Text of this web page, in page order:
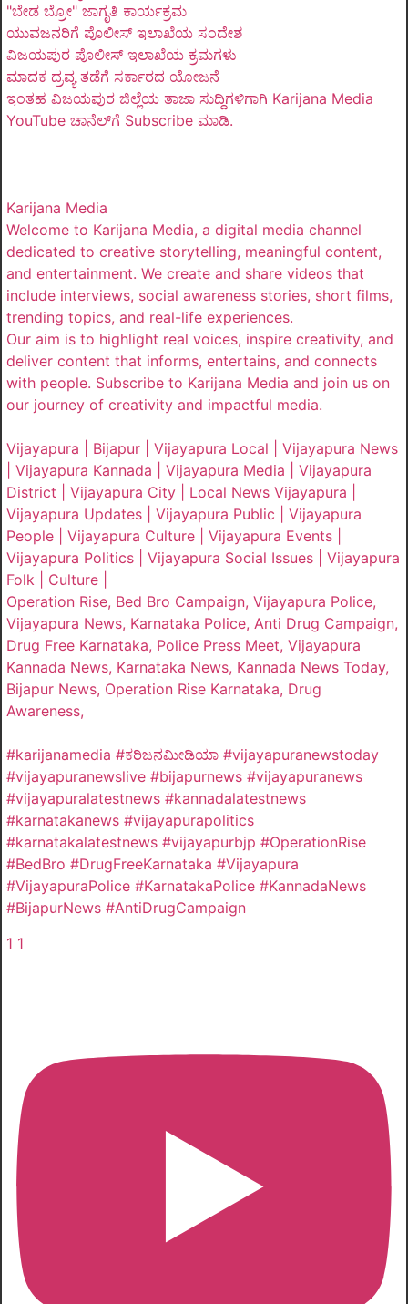
"ಬೇಡ ಬ್ರೋ" ಜಾಗೃತಿ ಕಾರ್ಯಕ್ರಮ
ಯುವಜನರಿಗೆ ಪೊಲೀಸ್ ಇಲಾಖೆಯ ಸಂದೇಶ
ವಿಜಯಪುರ ಪೊಲೀಸ್ ಇಲಾಖೆಯ ಕ್ರಮಗಳು
ಮಾದಕ ದ್ರವ್ಯ ತಡೆಗೆ ಸರ್ಕಾರದ ಯೋಜನೆ
ಇಂತಹ ವಿಜಯಪುರ ಜಿಲ್ಲೆಯ ತಾಜಾ ಸುದ್ದಿಗಳಿಗಾಗಿ Karijana Media
YouTube ಚಾನೆಲ್‌ಗೆ Subscribe ಮಾಡಿ.
Karijana Media
Welcome to Karijana Media, a digital media channel
dedicated to creative storytelling, meaningful content,
and entertainment. We create and share videos that
include interviews, social awareness stories, short films,
trending topics, and real-life experiences.
Our aim is to highlight real voices, inspire creativity, and
deliver content that informs, entertains, and connects
with people. Subscribe to Karijana Media and join us on
our journey of creativity and impactful media.
Vijayapura | Bijapur | Vijayapura Local | Vijayapura News
| Vijayapura Kannada | Vijayapura Media | Vijayapura
District | Vijayapura City | Local News Vijayapura |
Vijayapura Updates | Vijayapura Public | Vijayapura
People | Vijayapura Culture | Vijayapura Events |
Vijayapura Politics | Vijayapura Social Issues | Vijayapura
Folk | Culture |
Operation Rise, Bed Bro Campaign, Vijayapura Police,
Vijayapura News, Karnataka Police, Anti Drug Campaign,
Drug Free Karnataka, Police Press Meet, Vijayapura
Kannada News, Karnataka News, Kannada News Today,
Bijapur News, Operation Rise Karnataka, Drug
Awareness,
#karijanamedia #ಕರಿಜನಮೀಡಿಯಾ #vijayapuranewstoday
#vijayapuranewslive #bijapurnews #vijayapuranews
#vijayapuralatestnews #kannadalatestnews
#karnatakanews #vijayapurapolitics
#karnatakalatestnews #vijayapurbjp #OperationRise
#BedBro #DrugFreeKarnataka #Vijayapura
#VijayapuraPolice #KarnatakaPolice #KannadaNews
#BijapurNews #AntiDrugCampaign
1 1